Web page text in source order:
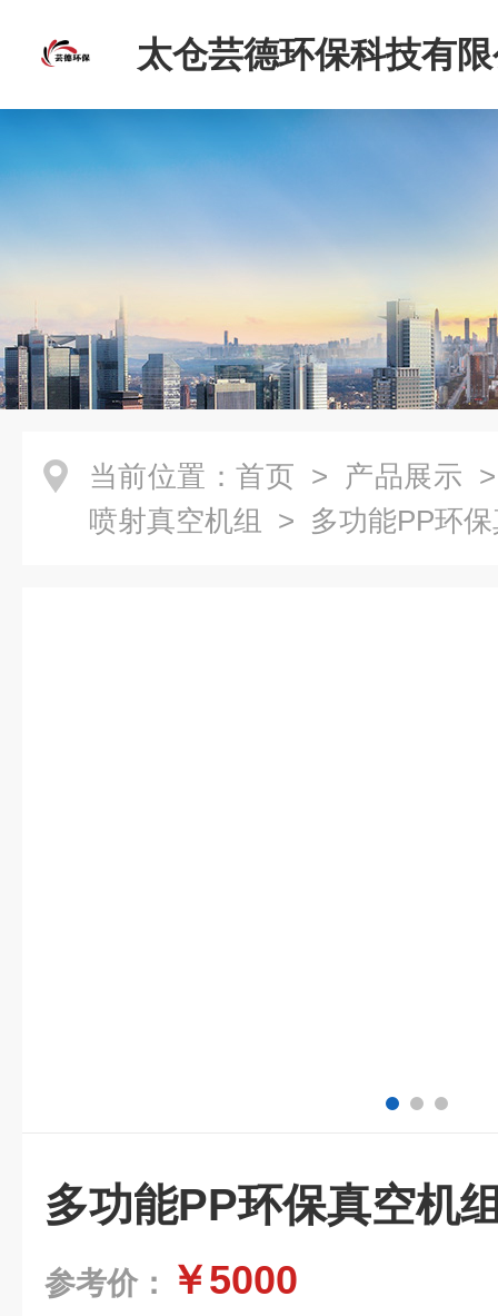
太仓芸德环保科技有
当前位置： 首页 > 产品展示
喷射真空机组
> 多功能PP环
多功能PP环保真空机
参考价： ￥5000